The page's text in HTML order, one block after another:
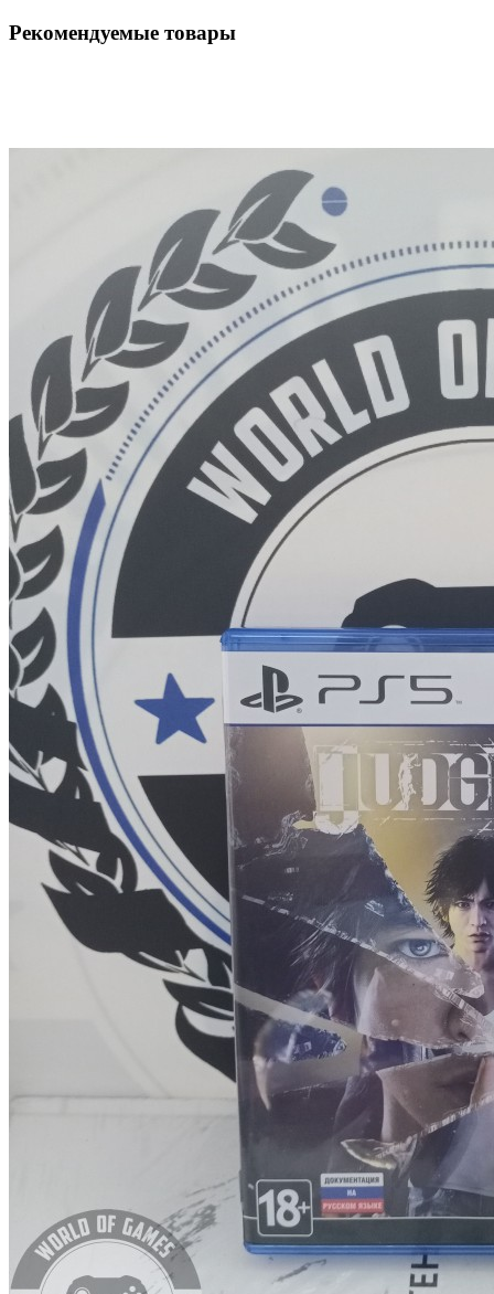
Рекомендуемые товары